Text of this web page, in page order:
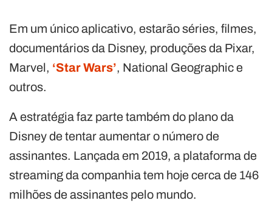
Em um único aplicativo, estarão séries, filmes,
documentários da Disney, produções da Pixar,
Marvel, ‘Star Wars’, National Geographic e
outros.
A estratégia faz parte também do plano da
Disney de tentar aumentar o número de
assinantes. Lançada em 2019, a plataforma de
streaming da companhia tem hoje cerca de 146
milhões de assinantes pelo mundo.